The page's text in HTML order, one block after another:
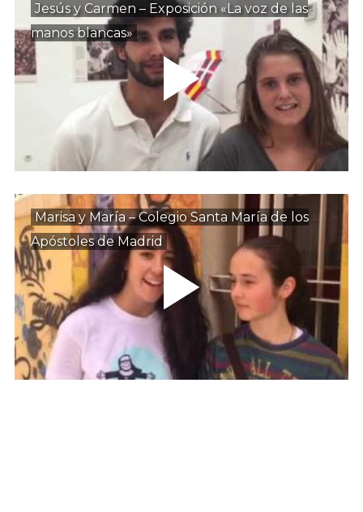
Jesús y Carmen – Exposición «La voz de las
manos blancas»
Marisa y María – Colegio Santa María de los
Apóstoles de Madrid